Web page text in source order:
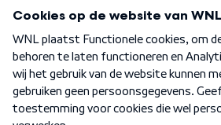
Nieuwsbrief
Word Lid